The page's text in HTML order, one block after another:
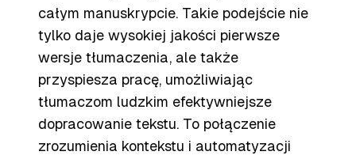
całym manuskrypcie. Takie podejście nie
tylko daje wysokiej jakości pierwsze
wersje tłumaczenia, ale także
przyspiesza pracę, umożliwiając
tłumaczom ludzkim efektywniejsze
dopracowanie tekstu. To połączenie
zrozumienia kontekstu i automatyzacji